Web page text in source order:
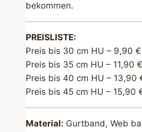
bekommen.
PREISLISTE:
Preis bis 30 cm HU – 9,90
Preis bis 35 cm HU – 11,90
Preis bis 40 cm HU – 13,90
Preis bis 45 cm HU – 15,90
Material: Gurtband, Web